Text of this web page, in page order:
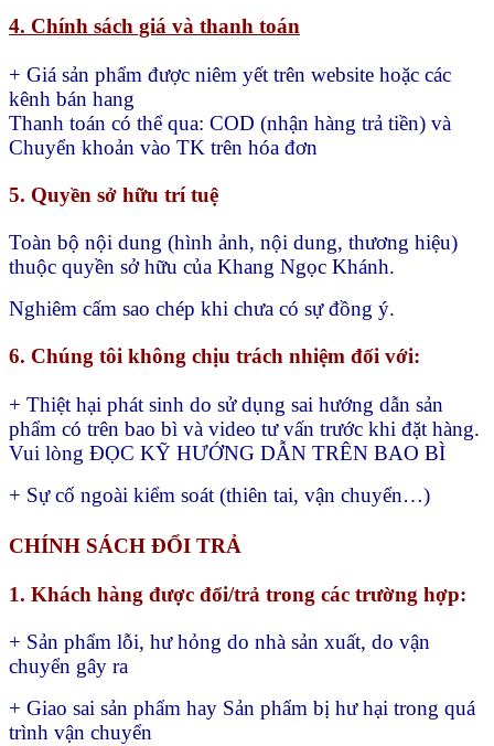
4. Chính sách giá và thanh toán
+ Giá sản phẩm được niêm yết trên website hoặc các
kênh bán hang
Thanh toán có thể qua: COD (nhận hàng trả tiền) và
Chuyển khoản vào TK trên hóa đơn
5. Quyền sở hữu trí tuệ
Toàn bộ nội dung (hình ảnh, nội dung, thương hiệu)
thuộc quyền sở hữu của Khang Ngọc Khánh.
Nghiêm cấm sao chép khi chưa có sự đồng ý.
6. Chúng tôi không chịu trách nhiệm đối với:
+ Thiệt hại phát sinh do sử dụng sai hướng dẫn sản
phẩm có trên bao bì và video tư vấn trước khi đặt hàng.
Vui lòng ĐỌC KỸ HƯỚNG DẪN TRÊN BAO BÌ
+ Sự cố ngoài kiểm soát (thiên tai, vận chuyển…)
CHÍNH SÁCH ĐỔI TRẢ
1. Khách hàng được đổi/trả trong các trường hợp:
+ Sản phẩm lỗi, hư hỏng do nhà sản xuất, do vận
chuyển gây ra
+ Giao sai sản phẩm hay Sản phẩm bị hư hại trong quá
trình vận chuyển